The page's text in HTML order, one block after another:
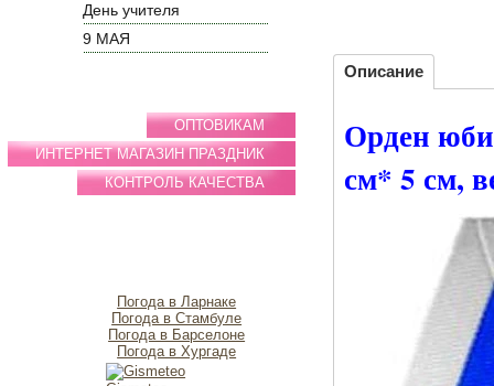
Описание
Орден
см* 5 см,
День учителя
9 МАЯ
ОПТОВИКАМ
ИНТЕРНЕТ МАГАЗИН ПРАЗДНИК
КОНТРОЛЬ КАЧЕСТВА
Погода в Ларнаке
Погода в Стамбуле
Погода в Барселоне
Погода в Хургаде